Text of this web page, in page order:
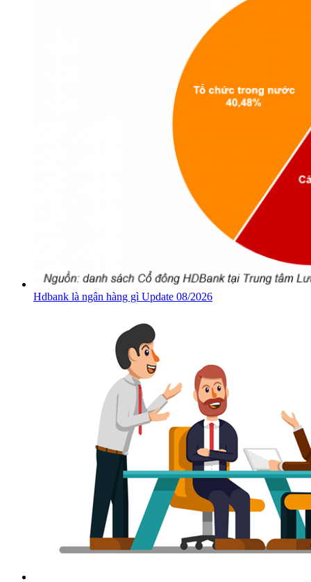
Hdbank là ngân hàng gì Update 08/2026